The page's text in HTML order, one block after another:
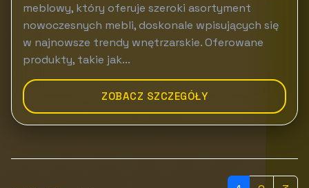
meblowy, który oferuje szeroki asortyment
nowoczesnych mebli, doskonale wpisujących się
w najnowsze trendy wnętrzarskie. Oferowane
produkty, takie jak...
ZOBACZ SZCZEGÓŁY